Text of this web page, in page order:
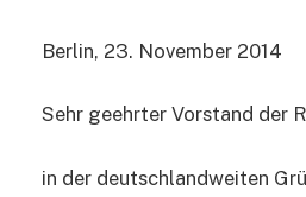
Berlin, 23. November 2014
Sehr geehrter Vorstand der
in der deutschlandweiten